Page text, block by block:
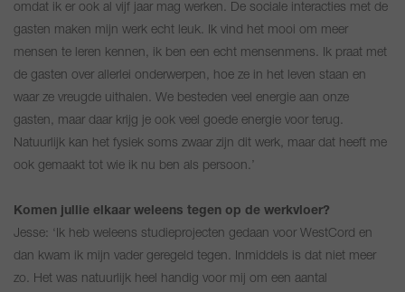
omdat ik er ook al vijf jaar mag werken. De sociale interacties met de
gasten maken mijn werk echt leuk. Ik vind het mooi om meer
mensen te leren kennen, ik ben een echt mensenmens. Ik praat met
de gasten over allerlei onderwerpen, hoe ze in het leven staan en
waar ze vreugde uithalen. We besteden veel energie aan onze
gasten, maar daar krijg je ook veel goede energie voor terug.
Natuurlijk kan het fysiek soms zwaar zijn dit werk, maar dat heeft me
ook gemaakt tot wie ik nu ben als persoon.’
Komen jullie elkaar weleens tegen op de werkvloer?
Jesse: ‘Ik heb weleens studieprojecten gedaan voor WestCord en
dan kwam ik mijn vader geregeld tegen. Inmiddels is dat niet meer
zo. Het was natuurlijk heel handig voor mij om een aantal